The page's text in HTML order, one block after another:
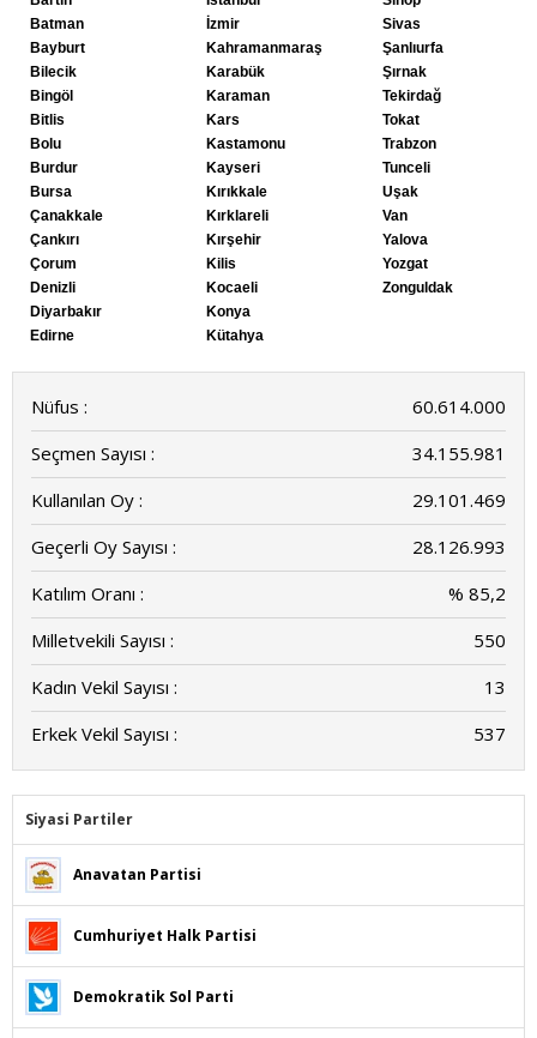
Batman
Bayburt
Bilecik
Bingöl
Bitlis
Bolu
Burdur
Bursa
Çanakkale
Çankırı
Çorum
Denizli
Diyarbakır
Edirne
İzmir
Kahramanmaraş
Karabük
Karaman
Kars
Kastamonu
Kayseri
Kırıkkale
Kırklareli
Kırşehir
Kilis
Kocaeli
Konya
Kütahya
Sivas
Şanlıurfa
Şırnak
Tekirdağ
Tokat
Trabzon
Tunceli
Uşak
Van
Yalova
Yozgat
Zonguldak
Nüfus :
60.614.000
Seçmen Sayısı :
34.155.981
Kullanılan Oy :
29.101.469
Geçerli Oy Sayısı :
28.126.993
Katılım Oranı :
% 85,2
Milletvekili Sayısı :
550
Kadın Vekil Sayısı :
13
Erkek Vekil Sayısı :
537
Siyasi Partiler
Anavatan Partisi
Cumhuriyet Halk Partisi
Demokratik Sol Parti